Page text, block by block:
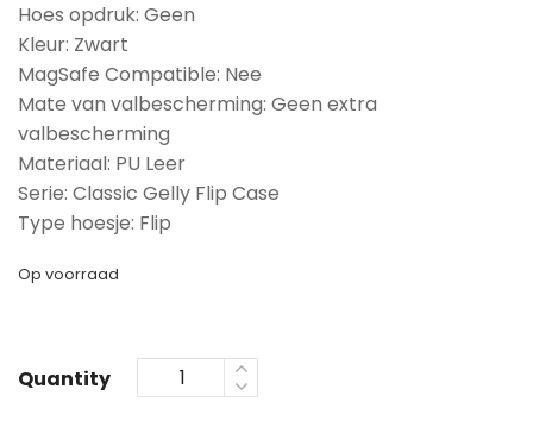
Hoes opdruk: Geen
Kleur: Zwart
MagSafe Compatible: Nee
Mate van valbescherming: Geen extra
valbescherming
Materiaal: PU Leer
Serie: Classic Gelly Flip Case
Type hoesje: Flip
Op voorraad
Quantity